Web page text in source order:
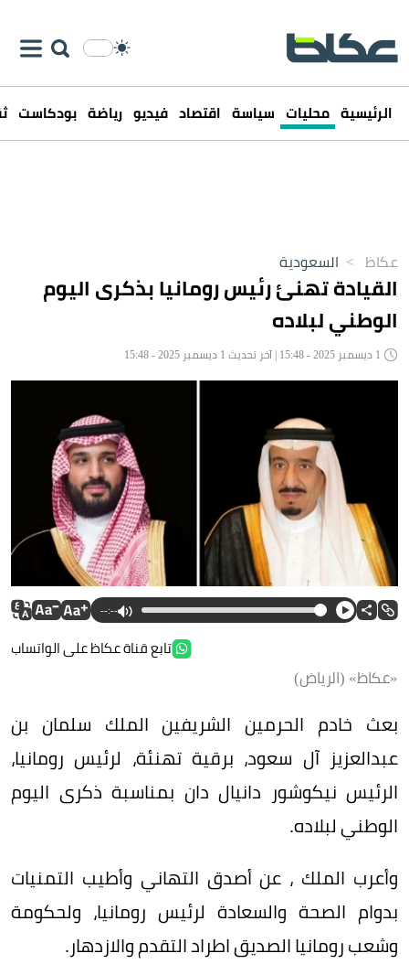
الرئيسية محليات سياسة اقتصاد فيديو رياضة بودكاست
عكاظ > السعودية
القيادة تهنئ رئيس رومانيا بذكرى اليوم
الوطني لبلاده
--:--
تابع قناة عكاظ على الواتساب
«عكاظ» (الرياض)
بعث خادم الحرمين الشريفين الملك سلمان بن
عبدالعزيز آل سعود، برقية تهنئة، لرئيس رومانيا،
الرئيس نيكوشور دانيال دان بمناسبة ذكرى اليوم
الوطني لبلاده.
وأعرب الملك ، عن أصدق التهاني وأطيب التمنيات
بدوام الصحة والسعادة لرئيس رومانيا، ولحكومة
وشعب رومانيا الصديق اطراد التقدم والازدهار.